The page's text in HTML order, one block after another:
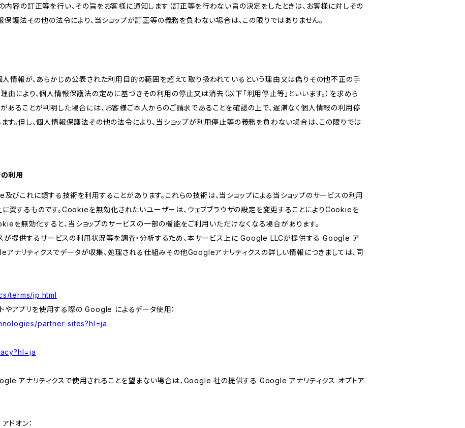
内容の訂正等を行い、その旨をお客様に通知します（訂正等を行わない旨の決定をしたときは、お客様に対しその
保護法その他の法令により、当ショップが訂正等の義務を負わない場合は、この限りではありません。
人情報が、あらかじめ公表された利用目的の範囲を超えて取り扱われているという理由又は偽りその他不正の手
由により、個人情報保護法の定めに基づきその利用の停止又は消去（以下「利用停止等」といいます。）を求めら
あることが判明した場合には、お客様ご本人からのご請求であることを確認の上で、遅滞なく個人情報の利用停
す。但し、個人情報保護法その他の法令により、当ショップが利用停止等の義務を負わない場合は、この限りでは
利用
及びこれに類する技術を利用することがあります。これらの技術は、当ショップによる当ショップのサービスの利用
資するものです。Cookieを無効化されたいユーザーは、ウェブブラウザの設定を変更することによりCookieを
を無効化すると、当ショップのサービスの一部の機能をご利用いただけなくなる場合があります。
ビスが提供するサービスの利用状況等を調査・分析するため、本サービス上に Google LLCが提供する Google ア
アナリティクスでデータが収集、処理される仕組みその他Googleアナリティクスの詳しい情報につきましては、同
terms/jp.html
アプリを使用する際の Google によるデータ使用：
partner-sites?hl=ja
アナリティクスで使用されることを望まない場合は、Google 社の提供する Google アナリティクス オプトア
ドオン：